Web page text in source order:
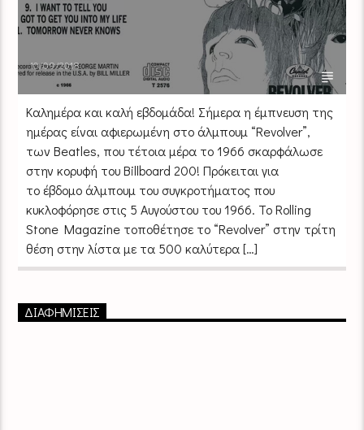
10/09/2018
Καλημέρα και καλή εβδομάδα! Σήμερα η έμπνευση της
ημέρας είναι αφιερωμένη στο άλμπουμ “Revolver”,
των Beatles, που τέτοια μέρα το 1966 σκαρφάλωσε
στην κορυφή του Billboard 200! Πρόκειται για
το έβδομο άλμπουμ του συγκροτήματος που
κυκλοφόρησε στις 5 Αυγούστου του 1966. Το Rolling
Stone Magazine τοποθέτησε το “Revolver” στην τρίτη
θέση στην λίστα με τα 500 καλύτερα […]
ΔΙΑΦΗΜΙΣΕΙΣ